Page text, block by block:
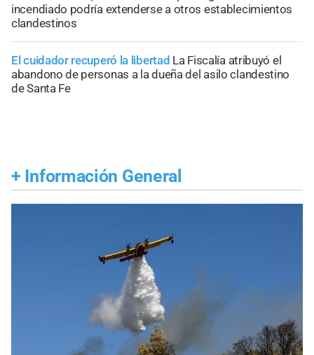
incendiado podría extenderse a otros establecimientos
clandestinos
El cuidador recuperó la libertad La Fiscalía atribuyó el
abandono de personas a la dueña del asilo clandestino
de Santa Fe
+ Información General